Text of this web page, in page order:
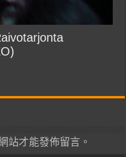
站才能發佈留言。